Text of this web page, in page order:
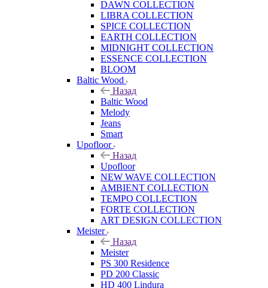
DAWN COLLECTION
LIBRA COLLECTION
SPICE COLLECTION
EARTH COLLECTION
MIDNIGHT COLLECTION
ESSENCE COLLECTION
BLOOM
Baltic Wood
Назад
Baltic Wood
Melody
Jeans
Smart
Upofloor
Назад
Upofloor
NEW WAVE COLLECTION
AMBIENT COLLECTION
TEMPO COLLECTION
FORTE COLLECTION
ART DESIGN COLLECTION
Meister
Назад
Meister
PS 300 Residence
PD 200 Classic
HD 400 Lindura